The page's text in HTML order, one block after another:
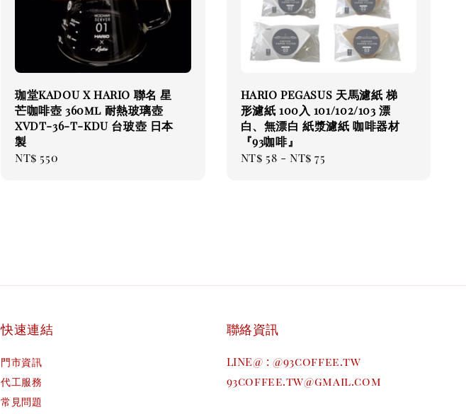
珈堂KADOU X HARIO 聯名 星
芒咖啡壺 360ml 耐熱玻璃壺
XVDT-36-T-KDU 台玻壺 日本
製
Regular
NT$ 550
HARIO PEGASUS 天馬濾紙 梯
形濾紙 100入 101/102/103 漂
白、無漂白 紙漿濾紙 咖啡器材
『93咖啡』
Regular
NT$ 58 - NT$ 75
快速連結
門市資訊
代工服務
常見問題
聯絡資訊
LINE@ : @93coffee.tw
93coffee.tw@gmail.com